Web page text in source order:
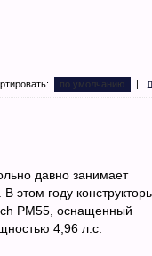
по умолчанию |
давно занимает
этом году
PM55, оснащенный
4,96 л.с.